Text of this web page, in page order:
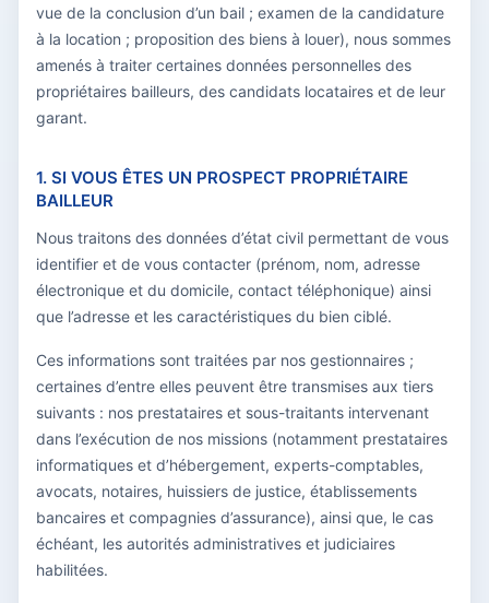
vue de la conclusion d’un bail ; examen de la candidature
à la location ; proposition des biens à louer), nous sommes
amenés à traiter certaines données personnelles des
propriétaires bailleurs, des candidats locataires et de leur
garant.
1. SI VOUS ÊTES UN PROSPECT PROPRIÉTAIRE
BAILLEUR
Nous traitons des données d’état civil permettant de vous
identifier et de vous contacter (prénom, nom, adresse
électronique et du domicile, contact téléphonique) ainsi
que l’adresse et les caractéristiques du bien ciblé.
Ces informations sont traitées par nos gestionnaires ;
certaines d’entre elles peuvent être transmises aux tiers
suivants : nos prestataires et sous-traitants intervenant
dans l’exécution de nos missions (notamment prestataires
informatiques et d’hébergement, experts-comptables,
avocats, notaires, huissiers de justice, établissements
bancaires et compagnies d’assurance), ainsi que, le cas
échéant, les autorités administratives et judiciaires
habilitées.